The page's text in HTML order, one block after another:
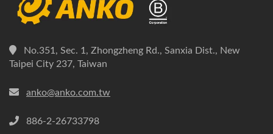
No.351, Sec. 1, Zhongzheng Rd., Sanxia Dist., New
Taipei City 237, Taiwan
anko@anko.com.tw
886-2-26733798